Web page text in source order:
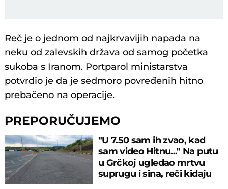
Reč je o jednom od najkrvavijih napada na
neku od zalevskih država od samog početka
sukoba s Iranom. Portparol ministarstva
potvrdio je da je sedmoro povređenih hitno
prebačeno na operacije.
PREPORUČUJEMO
"U 7.50 sam ih zvao, kad
sam video Hitnu..." Na putu
u Grčkoj ugledao mrtvu
suprugu i sina, reči kidaju